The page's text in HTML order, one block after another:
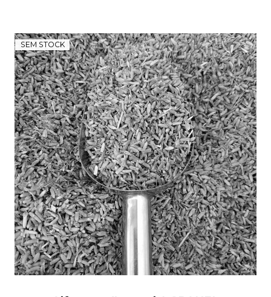
SEM STOCK